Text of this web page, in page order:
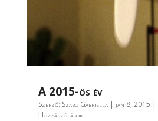
A 2015-ös év
Szerző: Szabó Gabriella| jan 8, 2015 |
Hozzászólások